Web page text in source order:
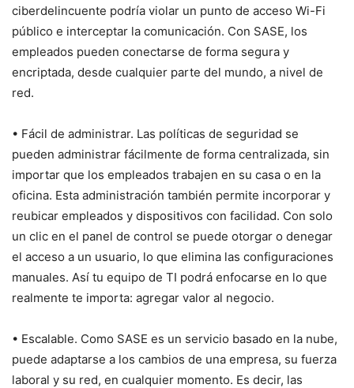
ciberdelincuente podría violar un punto de acceso Wi-Fi
público e interceptar la comunicación. Con SASE, los
empleados pueden conectarse de forma segura y
encriptada, desde cualquier parte del mundo, a nivel de
red.
• Fácil de administrar. Las políticas de seguridad se
pueden administrar fácilmente de forma centralizada, sin
importar que los empleados trabajen en su casa o en la
oficina. Esta administración también permite incorporar y
reubicar empleados y dispositivos con facilidad. Con solo
un clic en el panel de control se puede otorgar o denegar
el acceso a un usuario, lo que elimina las configuraciones
manuales. Así tu equipo de TI podrá enfocarse en lo que
realmente te importa: agregar valor al negocio.
• Escalable. Como SASE es un servicio basado en la nube,
puede adaptarse a los cambios de una empresa, su fuerza
laboral y su red, en cualquier momento. Es decir, las